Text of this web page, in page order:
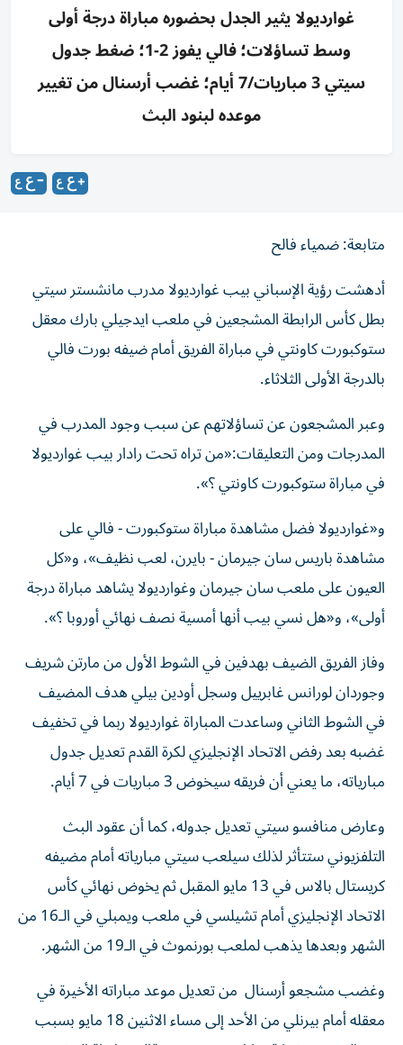
غوارديولا يثير الجدل بحضوره مباراة درجة أولى
وسط تساؤلات؛ فالي يفوز 2-1؛ ضغط جدول
سيتي 3 مباريات/7 أيام؛ غضب أرسنال من تغيير
موعده لبنود البث
متابعة: ضمياء فالح
أدهشت رؤية الإسباني بيب غوارديولا مدرب مانشستر سيتي
بطل كأس الرابطة المشجعين في ملعب ايدجيلي بارك معقل
ستوكبورت كاونتي في مباراة الفريق أمام ضيفه بورت فالي
بالدرجة الأولى الثلاثاء.
وعبر المشجعون عن تساؤلاتهم عن سبب وجود المدرب في
المدرجات ومن التعليقات:«من تراه تحت رادار بيب غوارديولا
في مباراة ستوكبورت كاونتي ؟».
و«غوارديولا فضل مشاهدة مباراة ستوكبورت - فالي على
مشاهدة باريس سان جيرمان - بايرن، لعب نظيف»، و«كل
العيون على ملعب سان جيرمان وغوارديولا يشاهد مباراة درجة
أولى»، و«هل نسي بيب أنها أمسية نصف نهائي أوروبا ؟».
وفاز الفريق الضيف بهدفين في الشوط الأول من مارتن شريف
وجوردان لورانس غابرييل وسجل أودين بيلي هدف المضيف
في الشوط الثاني وساعدت المباراة غوارديولا ربما في تخفيف
غضبه بعد رفض الاتحاد الإنجليزي لكرة القدم تعديل جدول
مبارياته، ما يعني أن فريقه سيخوض 3 مباريات في 7 أيام.
وعارض منافسو سيتي تعديل جدوله، كما أن عقود البث
التلفزيوني ستتأثر لذلك سيلعب سيتي مبارياته أمام مضيفه
كريستال بالاس في 13 مايو المقبل ثم يخوض نهائي كأس
الاتحاد الإنجليزي أمام تشيلسي في ملعب ويمبلي في الـ16 من
الشهر وبعدها يذهب لملعب بورنموث في الـ19 من الشهر.
وغضب مشجعو أرسنال من تعديل موعد مباراته الأخيرة في
معقله أمام بيرنلي من الأحد إلى مساء الاثنين 18 مايو بسبب